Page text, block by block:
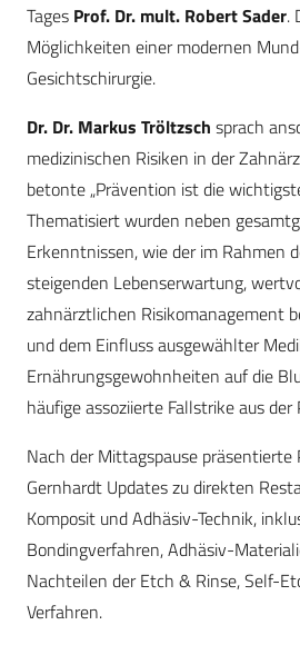
Tages Prof. Dr. mult. Robert Sader.
Möglichkeiten einer modernen
Gesichtschirurgie.
Dr. Dr. Markus Tröltzsch sprach
medizinischen Risiken in der
betonte „Prävention ist die
Thematisiert wurden neben
Erkenntnissen, wie der im Rahmen
steigenden Lebenserwartung,
zahnärztlichen Risikomanagement
und dem Einfluss ausgewählter
Ernährungsgewohnheiten auf die
häufige assoziierte Fallstrike aus der
Nach der Mittagspause präsentierte
Gernhardt Updates zu direkten
Komposit und Adhäsiv-Technik,
Bondingverfahren, Adhäsiv-
Nachteilen der Etch & Rinse, Self-
Verfahren.